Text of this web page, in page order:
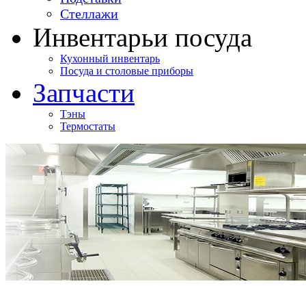
Стеллажи
Инвентарьи посуда
Кухонный инвентарь
Посуда и столовые приборы
Запчасти
Тэны
Термостаты